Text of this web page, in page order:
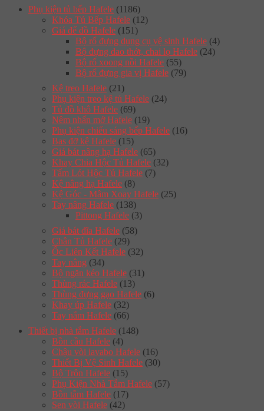
Phụ kiện tủ bếp Hafele (1186)
Khóa Tủ Bếp Hafele (12)
Giá để đồ Hafele (151)
Bộ rổ đựng dụng cụ vệ sinh Hafele (4)
Bộ đựng dao thớt, chai lọ Hafele (24)
Bộ rổ xoong nồi Hafele (55)
Bộ rổ đựng gia vị Hafele (79)
Kệ treo Hafele (21)
Phụ kiện treo kệ tủ Hafele (24)
Tủ đồ khô Hafele (69)
Nêm nhấn mở Hafele (19)
Phụ kiện chiếu sáng bếp Hafele (16)
Bas đỡ kệ Hafele (15)
Giá bát nâng hạ Hafele (65)
Khay Chia Hộc Tủ Hafele (32)
Tấm Lót Hộc Tủ Hafele (7)
Kệ nâng hạ Hafele (8)
Kệ Góc - Mâm Xoay Hafele (25)
Tay nâng Hafele (138)
Pittong Hafele (3)
Giá bát đĩa Hafele (58)
Chân Tủ Hafele (29)
Ốc Liên Kết Hafele (32)
Tay nâng (34)
Bộ ngăn kéo Hafele (31)
Thùng rác Hafele (13)
Thùng đựng gạo Hafele (6)
Khay úp Hafele (32)
Tay nắm Hafele (66)
Thiết bị nhà tắm Hafele (148)
Bồn cầu Hafele (4)
Chậu vòi lavabo Hafele (16)
Thiết Bị Vệ Sinh Hafele (30)
Bộ Trộn Hafele (15)
Phụ Kiện Nhà Tắm Hafele (57)
Bồn tắm Hafele (17)
Sen vòi Hafele (42)